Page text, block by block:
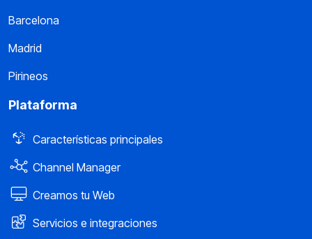
Barcelona
Madrid
Pirineos
Plataforma
Características principales
Channel Manager
Creamos tu Web
Servicios e integraciones